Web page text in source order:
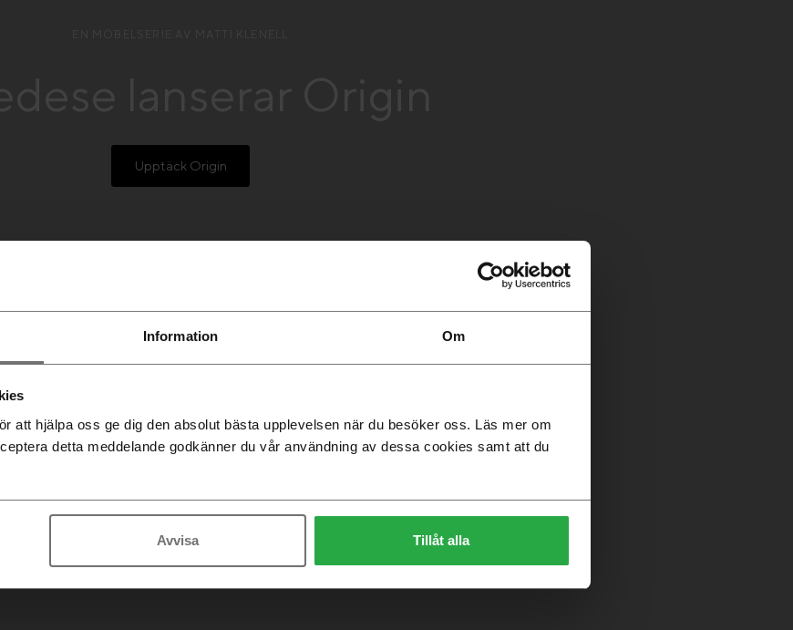
Information Om
att hjälpa oss ge dig den absolut bästa upplevelsen när du besöker oss. Läs mer om
detta meddelande godkänner du vår användning av dessa cookies samt att du
Avvisa Tillåt alla
Upptäck Origin